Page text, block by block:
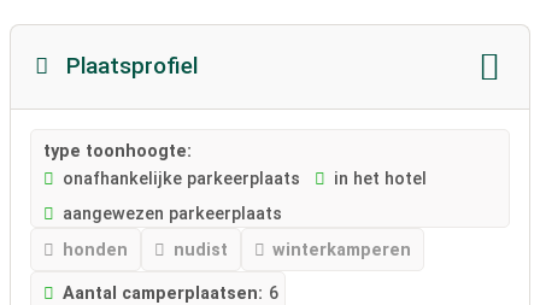
Plaatsprofiel
type toonhoogte:
onafhankelijke parkeerplaats
in het hotel
aangewezen parkeerplaats
honden
nudist winterkamperen
Aantal camperplaatsen: 6